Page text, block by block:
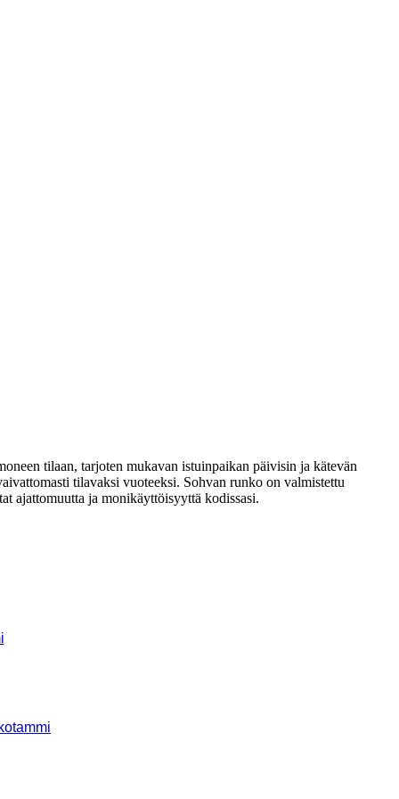
tilaan, tarjoten mukavan istuinpaikan päivisin ja kätevän
tilavaksi vuoteeksi. Sohvan runko on valmistettu
ajattomuutta ja monikäyttöisyyttä kodissasi.